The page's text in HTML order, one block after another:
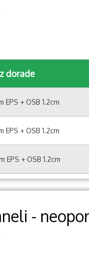
dorade
EPS + OSB 1.2cm
EPS + OSB 1.2cm
EPS + OSB 1.2cm
-